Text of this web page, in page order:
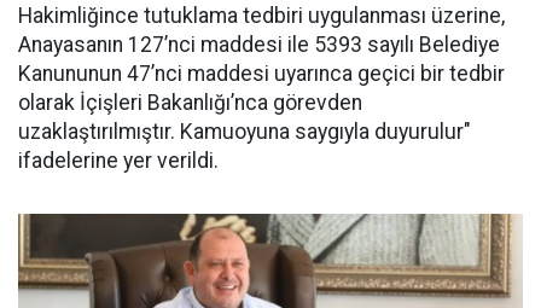
Hakimliğince tutuklama tedbiri uygulanması üzerine,
Anayasanın 127’nci maddesi ile 5393 sayılı Belediye
Kanununun 47’nci maddesi uyarınca geçici bir tedbir
olarak İçişleri Bakanlığı’nca görevden
uzaklaştırılmıştır. Kamuoyuna saygıyla duyurulur"
ifadelerine yer verildi.